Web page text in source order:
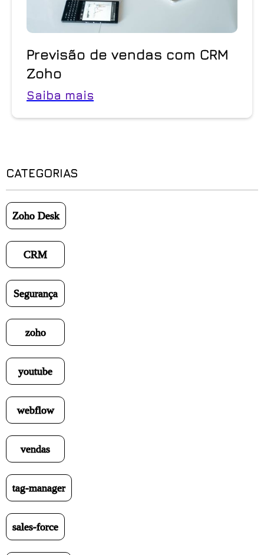
Previsão de vendas com CRM
Zoho
Saiba mais
CATEGORIAS
Zoho Desk
CRM
Segurança
zoho
youtube
webflow
vendas
tag-manager
sales-force